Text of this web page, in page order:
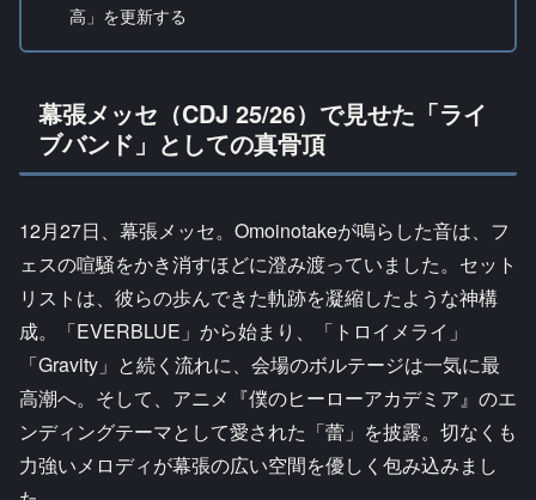
高」を更新する
幕張メッセ（CDJ 25/26）で見せた「ライ
ブバンド」としての真骨頂
12月27日、幕張メッセ。Omoinotakeが鳴らした音は、フ
ェスの喧騒をかき消すほどに澄み渡っていました。セット
リストは、彼らの歩んできた軌跡を凝縮したような神構
成。「EVERBLUE」から始まり、「トロイメライ」
「Gravity」と続く流れに、会場のボルテージは一気に最
高潮へ。そして、アニメ『僕のヒーローアカデミア』のエ
ンディングテーマとして愛された「蕾」を披露。切なくも
力強いメロディが幕張の広い空間を優しく包み込みまし